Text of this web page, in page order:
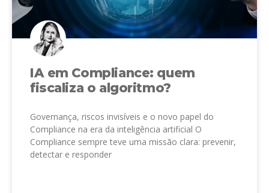
IA em Compliance: quem
fiscaliza o algoritmo?
Governança, riscos invisíveis e o novo papel do
Compliance na era da inteligência artificial O
Compliance sempre teve uma missão clara: prevenir,
detectar e responder